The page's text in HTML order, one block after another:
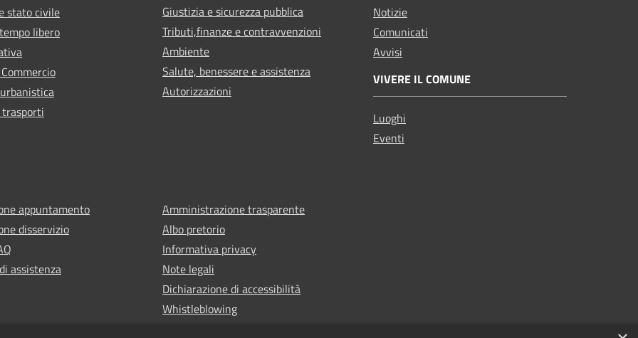
stato civile
libero
Giustizia e sicurezza pubblica
Tributi,finanze e contravvenzioni
Ambiente
Salute, benessere e assistenza
Autorizzazioni
Notizie
Comunicati
Avvisi
VIVERE IL COMUNE
Luoghi
Eventi
appuntamento
disservizio
assistenza
Amministrazione trasparente
Albo pretorio
Informativa privacy
Note legali
Dichiarazione di accessibilità
Whistleblowing